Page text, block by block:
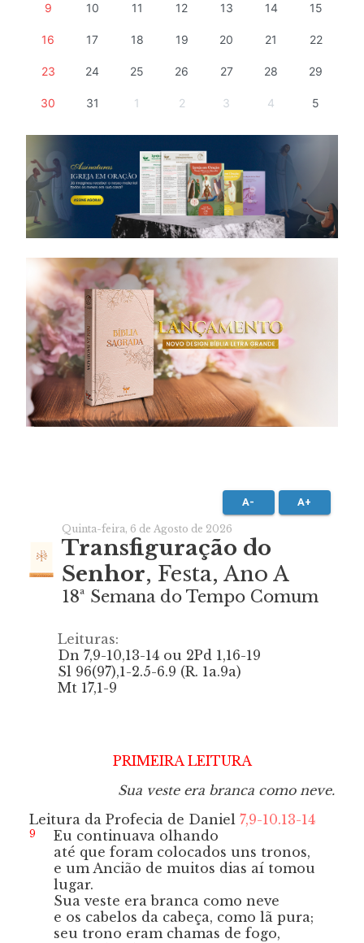
A- A+
Quinta-feira, 6 de Agosto de 2026
Transfiguração do
Senhor, Festa, Ano A
18ª Semana do Tempo Comum
Leituras:
Dn 7,9-10,13-14 ou 2Pd 1,16-19
Sl 96(97),1-2.5-6.9 (R. 1a.9a)
Mt 17,1-9
PRIMEIRA LEITURA
Sua veste era branca como neve.
Leitura da Profecia de Daniel 7,9-10.13-14
9
Eu continuava olhando
até que foram colocados uns tronos,
e um Ancião de muitos dias aí tomou
lugar.
Sua veste era branca como neve
e os cabelos da cabeça, como lã pura;
seu trono eram chamas de fogo,
9 10 11 12 13 14 15
16 17 18 19 20 21 22
23 24 25 26 27 28 29
30 31 1 2 3 4 5